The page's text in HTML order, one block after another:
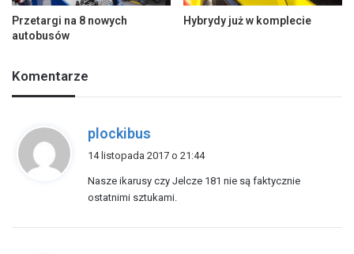
Przetargi na 8 nowych
autobusów
Hybrydy już w komplecie
Komentarze
plockibus
z
e
14 listopada 2017 o 21:44
Nasze ikarusy czy Jelcze 181 nie są faktycznie
ostatnimi sztukami.